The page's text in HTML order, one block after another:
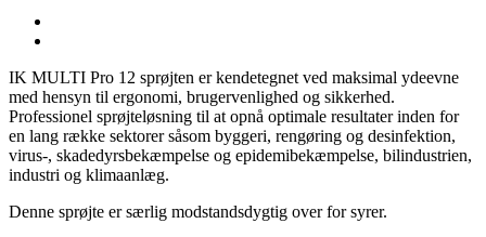
IK MULTI Pro 12 sprøjten er kendetegnet ved maksimal ydeevne
med hensyn til ergonomi, brugervenlighed og sikkerhed.
Professionel sprøjteløsning til at opnå optimale resultater inden for
en lang række sektorer såsom byggeri, rengøring og desinfektion,
virus-, skadedyrsbekæmpelse og epidemibekæmpelse, bilindustrien,
industri og klimaanlæg.
Denne sprøjte er særlig modstandsdygtig over for syrer.